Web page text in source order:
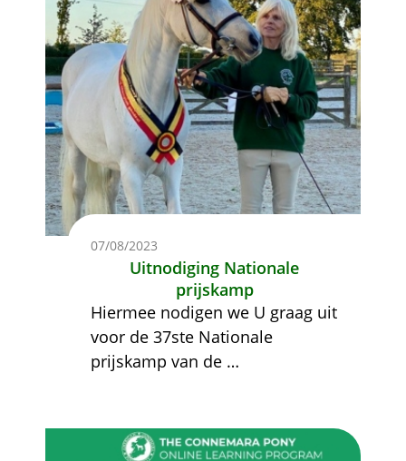
07/08/2023
Uitnodiging Nationale
prijskamp
Hiermee nodigen we U graag uit
voor de 37ste Nationale
prijskamp van de …